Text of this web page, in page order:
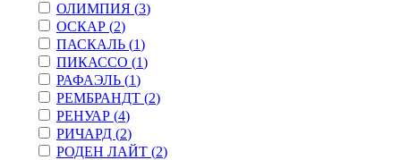
ОЛИМПИЯ (3)
ОСКАР (2)
ПАСКАЛЬ (1)
ПИКАССО (1)
РАФАЭЛЬ (1)
РЕМБРАНДТ (2)
РЕНУАР (4)
РИЧАРД (2)
РОДЕН ЛАЙТ (2)